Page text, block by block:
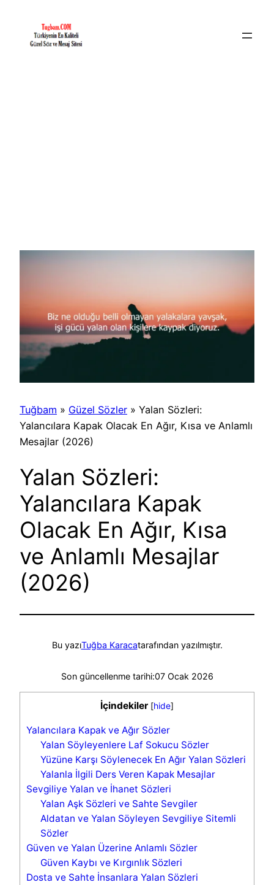
Tuğbam » Güzel Sözler » Yalan Sözleri:
Yalancılara Kapak Olacak En Ağır, Kısa ve Anlamlı
Mesajlar (2026)
Yalan Sözleri:
Yalancılara Kapak
Olacak En Ağır, Kısa
ve Anlamlı Mesajlar
(2026)
Bu yazıTuğba Karacatarafından yazılmıştır.
Son güncellenme tarihi:07 Ocak 2026
İçindekiler [hide]
Yalancılara Kapak ve Ağır Sözler
Yalan Söyleyenlere Laf Sokucu Sözler
Yüzüne Karşı Söylenecek En Ağır Yalan Sözleri
Yalanla İlgili Ders Veren Kapak Mesajlar
Sevgiliye Yalan ve İhanet Sözleri
Yalan Aşk Sözleri ve Sahte Sevgiler
Aldatan ve Yalan Söyleyen Sevgiliye Sitemli
Sözler
Güven ve Yalan Üzerine Anlamlı Sözler
Güven Kaybı ve Kırgınlık Sözleri
Dosta ve Sahte İnsanlara Yalan Sözleri